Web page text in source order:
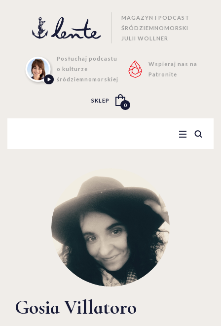
MAGAZYN I PODCAST
ŚRÓDZIEMNOMORSKI
JULII WOLLNER
Posłuchaj podcastu
o kulturze
śródziemnomorskiej
Wspieraj nas na
Patronite
SKLEP
0
Gosia Villatoro